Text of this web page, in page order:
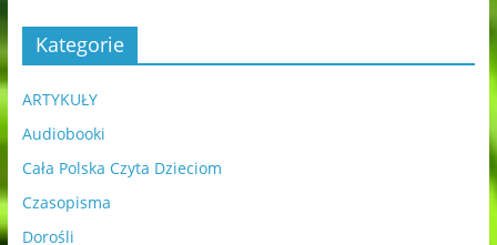
Kategorie
ARTYKUŁY
Audiobooki
Cała Polska Czyta Dzieciom
Czasopisma
Dorośli